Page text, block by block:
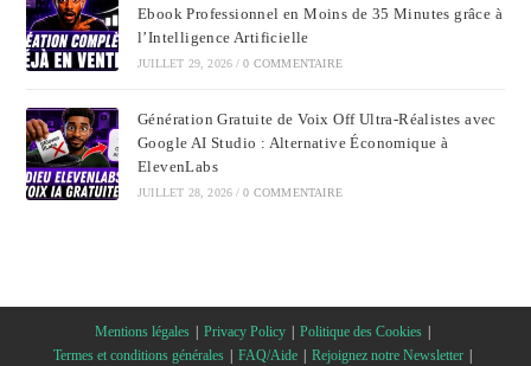
Ebook Professionnel en Moins de 35 Minutes grâce à
l’Intelligence Artificielle
JUILLET 29, 2026 / 0 COMMENTAIRE
Génération Gratuite de Voix Off Ultra-Réalistes avec
Google AI Studio : Alternative Économique à
ElevenLabs
JUILLET 28, 2026 / 0 COMMENTAIRE
Mentions légales Privacy Policy
Politique des Cookies
Termes et conditions générales
FAQ/Aide Rejoignez notre Newsletter